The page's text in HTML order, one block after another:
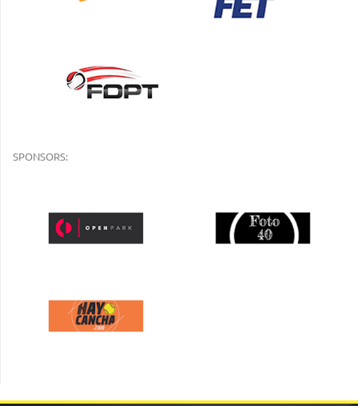
SPONSORS: